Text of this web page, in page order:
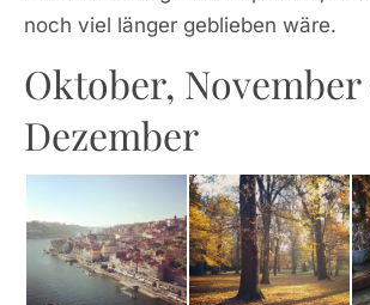
noch viel länger geblieben wäre.
Oktober,
Dezember